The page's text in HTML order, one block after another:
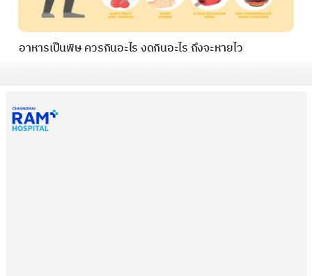
อาหารเป็นพิษ ควรกินอะไร งดกินอะไร ถึงจะหายไว